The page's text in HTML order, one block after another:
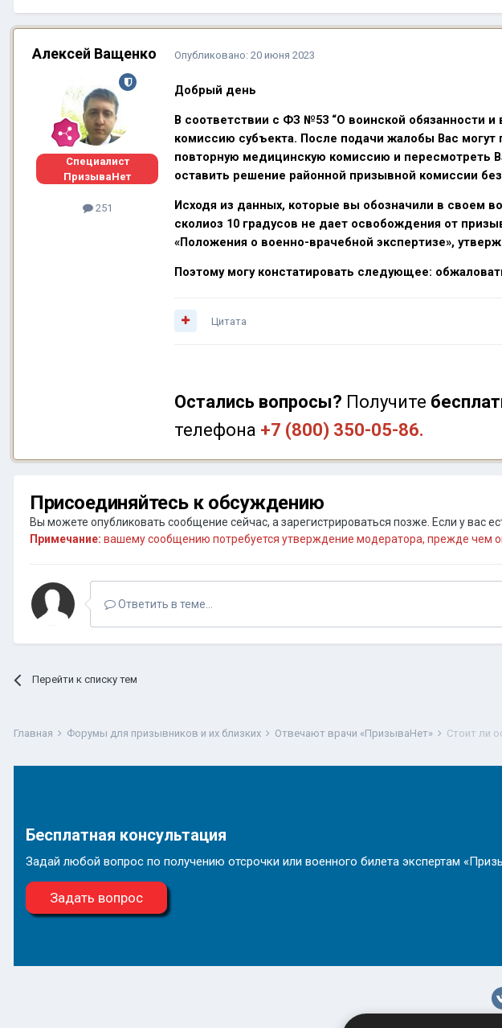
Алексей Ващенко
Специалист
ПризываНет
251
Опубликовано: 20 июня 2023
Добрый день
В соответствии с ФЗ №53 “О воинской обязанности
комиссию субъекта. После подачи жалобы Вас
повторную медицинскую комиссию и пересмотреть
оставить решение районной призывной комиссии
Исходя из данных, которые вы обозначили в своем
сколиоз 10 градусов не дает освобождения от
«Положения о военно-врачебной экспертизе»,
Поэтому могу констатировать следующее:
Цитата
Остались вопросы? Получите
телефона +7 (800) 350-05-86.
Присоединяйтесь к обсуждению
Вы можете опубликовать сообщение сейчас, а зарегистрироваться позже. Если у вас
Примечание: вашему сообщению потребуется утверждение модератора, прежде чем
Ответить в теме...
Перейти к списку тем
Главная Форумы для призывников и их близких Отвечают врачи «ПризываНет» Стоит ли
Бесплатная консультация
Задай любой вопрос по получению отсрочки или военного билета экспертам
Задать вопрос